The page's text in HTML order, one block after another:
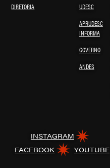
DIRETORIA
UDESC
APRUDESC
INFORMA
GOVERNO
ANDES
INSTAGRAM
FACEBOOK
YOUTUBE